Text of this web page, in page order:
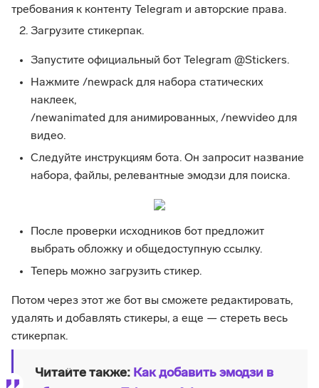
требования к контенту Telegram и авторские права.
Загрузите стикерпак.
Запустите официальный бот Telegram @Stickers.
Нажмите /newpack для набора статических
наклеек,
/newanimated для анимированных, /newvideo для
видео.
Следуйте инструкциям бота. Он запросит название
набора, файлы, релевантные эмодзи для поиска.
После проверки исходников бот предложит
выбрать обложку и общедоступную ссылку.
Теперь можно загрузить стикер.
Потом через этот же бот вы сможете редактировать,
удалять и добавлять стикеры, а еще — стереть весь
стикерпак.
Читайте также: Как добавить эмодзи в